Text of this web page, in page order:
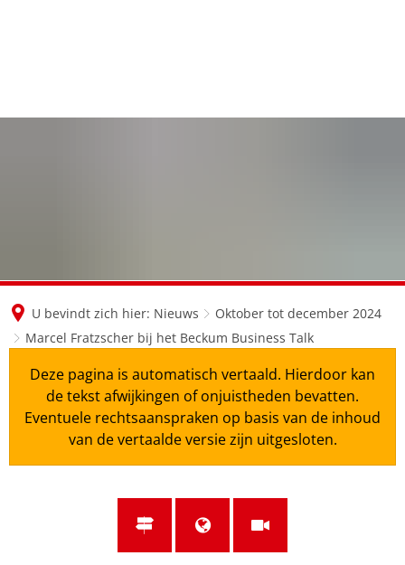
de
U bevindt zich hier: Nieuws
Oktober tot december 2024
Marcel Fratzscher bij het Beckum Business Talk
Deze pagina is automatisch vertaald. Hierdoor kan
de tekst afwijkingen of onjuistheden bevatten.
Eventuele rechtsaanspraken op basis van de inhoud
van de vertaalde versie zijn uitgesloten.